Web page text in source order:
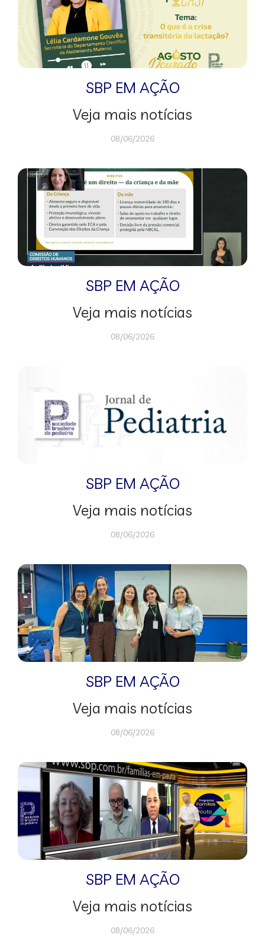
SBP EM AÇÃO
Veja mais notícias
08/06/2026
SBP EM AÇÃO
Veja mais notícias
08/06/2026
SBP EM AÇÃO
Veja mais notícias
08/06/2026
SBP EM AÇÃO
Veja mais notícias
08/06/2026
SBP EM AÇÃO
Veja mais notícias
08/06/2026